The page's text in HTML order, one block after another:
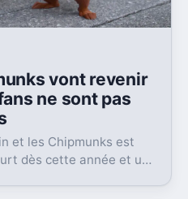
vont revenir
ne sont pas
et les Chipmunks est
dès cette année et un